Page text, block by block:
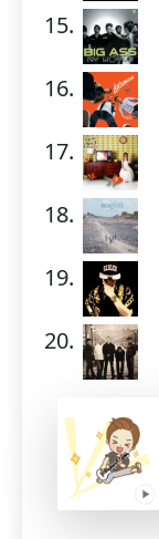
15.
16.
17.
18.
19.
20.